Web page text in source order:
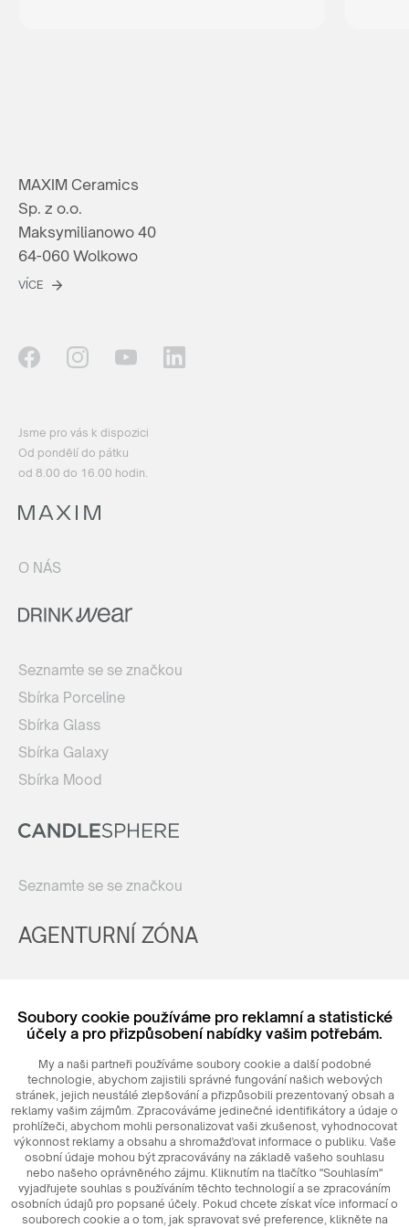
MAXIM Ceramics
Sp. z o.o.
Maksymilianowo 40
64-060 Wolkowo
VÍCE
Jsme pro vás k dispozici
Od pondělí do pátku
od 8.00 do 16.00 hodin.
O NÁS
Seznamte se se značkou
Sbírka Porceline
Sbírka Glass
Sbírka Galaxy
Sbírka Mood
Seznamte se se značkou
AGENTURNÍ ZÓNA
Login
© 2026MAXIM Ceramics Sp. z o. o.
Soubory cookie používáme pro reklamní a statistické
účely a pro přizpůsobení nabídky vašim potřebám.
My a naši partneři používáme soubory cookie a další podobné
technologie, abychom zajistili správné fungování našich webových
stránek, jejich neustálé zlepšování a přizpůsobili prezentovaný obsah a
reklamy vašim zájmům. Zpracováváme jedinečné identifikátory a údaje o
prohlížeči, abychom mohli personalizovat vaši zkušenost, vyhodnocovat
výkonnost reklamy a obsahu a shromažďovat informace o publiku. Vaše
osobní údaje mohou být zpracovávány na základě vašeho souhlasu
nebo našeho oprávněného zájmu. Kliknutím na tlačítko "Souhlasím"
vyjadřujete souhlas s používáním těchto technologií a se zpracováním
osobních údajů pro popsané účely. Pokud chcete získat více informací o
souborech cookie a o tom, jak spravovat své preference, klikněte na